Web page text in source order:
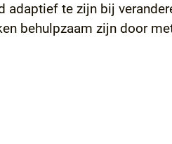
adaptief te zijn bij
behulpzaam zijn door